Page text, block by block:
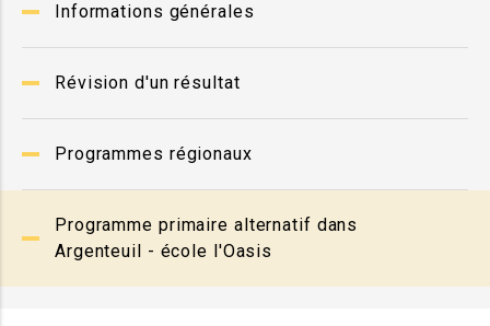
Informations générales
Révision d'un résultat
Programmes régionaux
Programme primaire alternatif dans
Argenteuil - école l'Oasis